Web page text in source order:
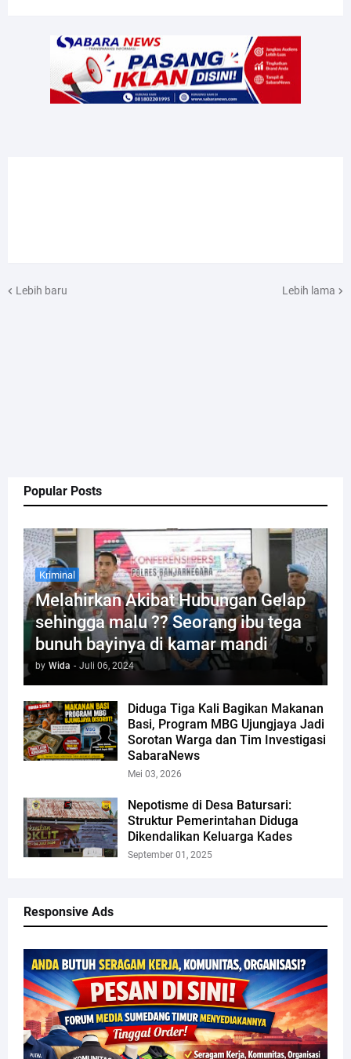
Popular Posts
Kriminal
Melahirkan Akibat Hubungan Gelap
sehingga malu ?? Seorang ibu tega
bunuh bayinya di kamar mandi
by Wida - Juli 06, 2024
Diduga Tiga Kali Bagikan Makanan
Basi, Program MBG Ujungjaya Jadi
Sorotan Warga dan Tim Investigasi
SabaraNews
Mei 03, 2026
Nepotisme di Desa Batursari:
Struktur Pemerintahan Diduga
Dikendalikan Keluarga Kades
September 01, 2025
Responsive Ads
Lebih baru Lebih lama